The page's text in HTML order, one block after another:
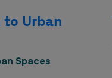
Urban
Spaces